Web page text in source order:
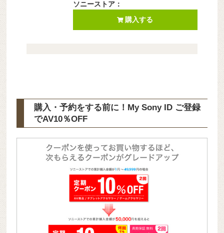
ソニーストア：
購入する
購入・予約をする前に！My Sony ID ご登録
でAV10％OFF